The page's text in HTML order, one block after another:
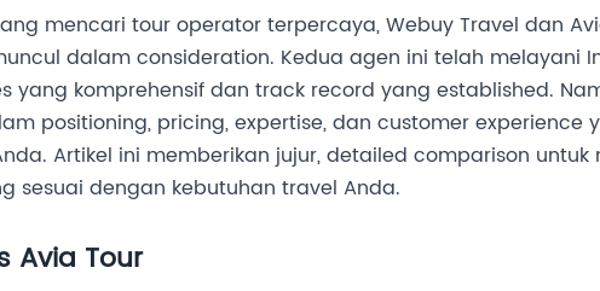
mencari tour operator terpercaya, Webuy Travel dan
dalam consideration. Kedua agen ini telah melayani
yang komprehensif dan track record yang established.
positioning, pricing, expertise, dan customer experience
Artikel ini memberikan jujur, detailed comparison
sesuai dengan kebutuhan travel Anda.
Avia Tour